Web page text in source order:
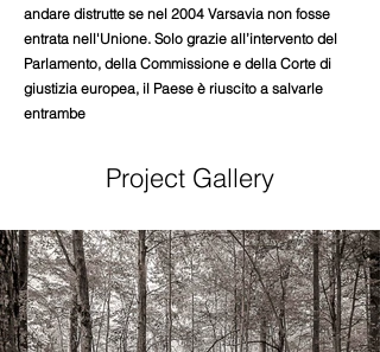
andare distrutte se nel 2004 Varsavia non fosse
entrata nell'Unione. Solo grazie all’intervento del
Parlamento, della Commissione e della Corte di
giustizia europea, il Paese è riuscito a salvarle
entrambe
Project Gallery